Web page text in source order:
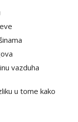
vazduha
u tome kako